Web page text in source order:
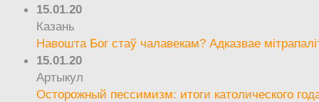
15.01.20
Казань
Навошта Бог стаў чалавекам? Адказвае
15.01.20
Артыкул
Осторожный пессимизм: итоги католического